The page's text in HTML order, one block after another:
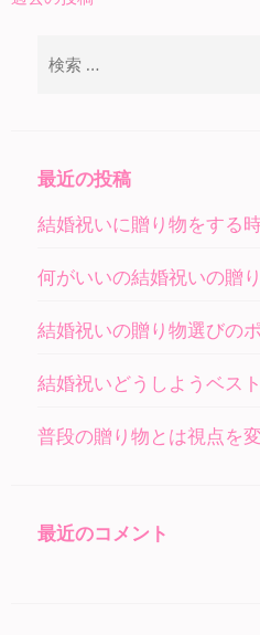
最近の投稿
結婚祝いに贈り物をする
何がいいの結婚祝いの贈
結婚祝いの贈り物選びの
結婚祝いどうしようベス
普段の贈り物とは視点を
最近のコメント